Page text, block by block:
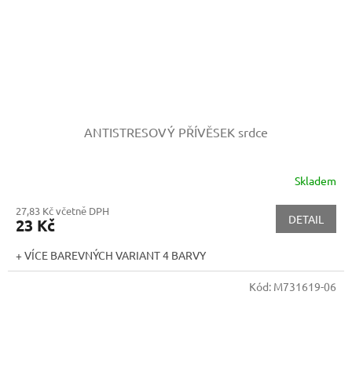
ANTISTRESOVÝ PŘÍVĚSEK srdce
Skladem
27,83 Kč včetně DPH
23 Kč DETAIL
+ VÍCE BAREVNÝCH VARIANT 4 BARVY
Kód: M731619-06